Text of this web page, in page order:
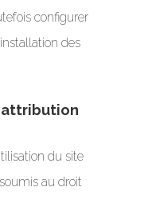
configurer
des
attribution
du site
au droit